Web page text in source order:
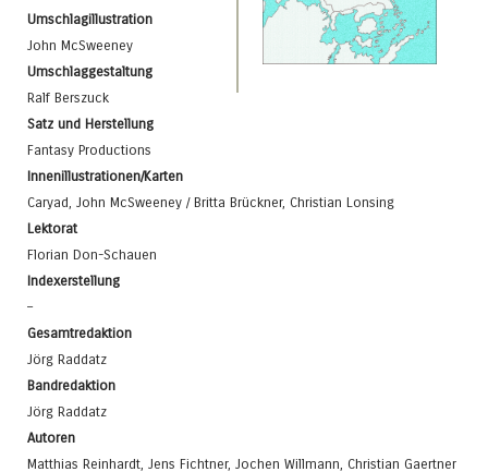
Umschlagillustration
John McSweeney
Umschlaggestaltung
Ralf Berszuck
Satz und Herstellung
Fantasy Productions
Innenillustrationen/Karten
Caryad, John McSweeney / Britta Brückner, Christian Lonsing
Lektorat
Florian Don-Schauen
Indexerstellung
–
Gesamtredaktion
Jörg Raddatz
Bandredaktion
Jörg Raddatz
Autoren
Matthias Reinhardt, Jens Fichtner, Jochen Willmann, Christian Gaertner